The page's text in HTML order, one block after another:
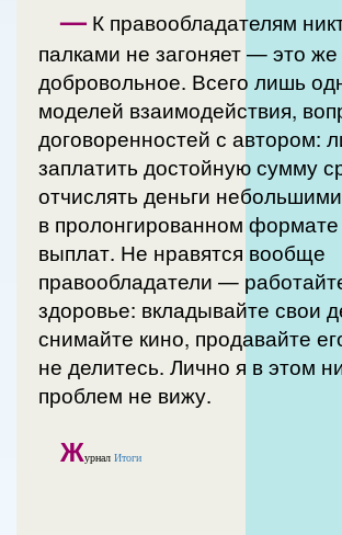
— К правообладателям
палками не загоняет — это
добровольное. Всего лишь
моделей взаимодействия,
договоренностей с автором:
заплатить достойную сумму
отчислять деньги
в пролонгированном
выплат. Не нравятся вообще
правообладатели —
здоровье: вкладывайте свои
снимайте кино, продавайте
не делитесь. Лично я в этом
проблем не вижу.
Журнал Итоги